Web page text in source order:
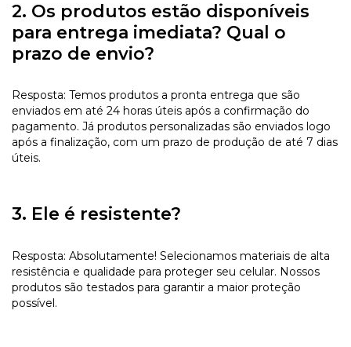
2. Os produtos estão disponíveis
para entrega imediata? Qual o
prazo de envio?
Resposta: Temos produtos a pronta entrega que são
enviados em até 24 horas úteis após a confirmação do
pagamento. Já produtos personalizadas são enviados logo
após a finalização, com um prazo de produção de até 7 dias
úteis.
3. Ele é resistente?
Resposta: Absolutamente! Selecionamos materiais de alta
resistência e qualidade para proteger seu celular. Nossos
produtos são testados para garantir a maior proteção
possível.